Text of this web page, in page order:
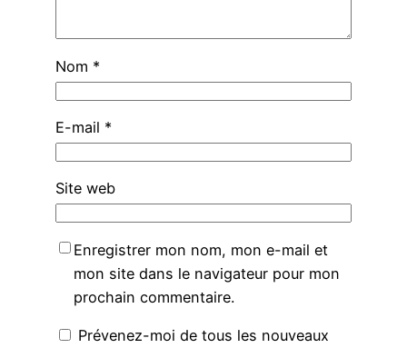
Nom *
E-mail *
Site web
Enregistrer mon nom, mon e-mail et
mon site dans le navigateur pour mon
prochain commentaire.
Prévenez-moi de tous les nouveaux